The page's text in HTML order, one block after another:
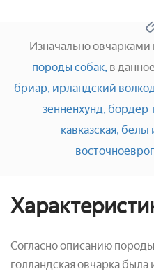
Изначально овчарками
породы собак, в
бриар, ирландский
зенненхунд, бордер-
кавказская,
Согласно описанию
голландская овчарка